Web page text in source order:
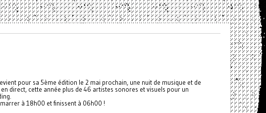
pour sa 5ème édition le 2 mai prochain, une nuit de musique et de
direct, cette année plus de 46 artistes sonores et visuels pour un
à 18h00 et finissent à 06h00 !